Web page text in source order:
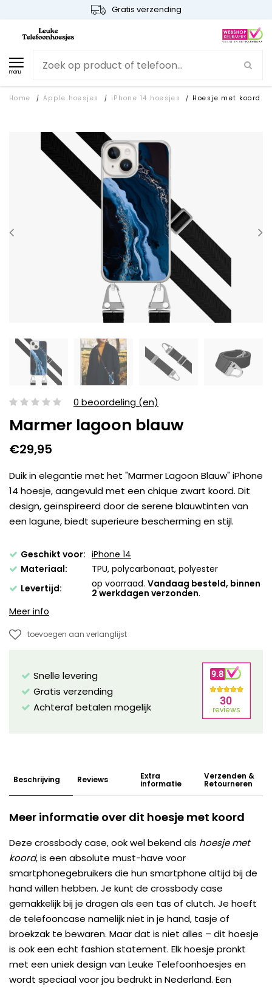
Gratis verzending
menu
Home / Apple hoesjes / iPhone 14 hoesjes / Hoesje met koord
0 beoordeling (en)
Marmer lagoon blauw
€29,95
Duik in elegantie met het "Marmer Lagoon Blauw" iPhone
14 hoesje, aangevuld met een chique zwart koord. Dit
design, geïnspireerd door de serene blauwtinten van
een lagune, biedt superieure bescherming en stijl.
Geschikt voor: iPhone 14
Materiaal:
TPU, polycarbonaat, polyester
Levertijd:
op voorraad. Vandaag besteld, binnen
2 werkdagen verzonden.
Meer info
toevoegen aan verlanglijst
Snelle levering
Gratis verzending
Achteraf betalen mogelijk
Beschrijving Reviews Extra
informatie
Verzenden &
Retourneren
Meer informatie over dit hoesje met koord
Deze crossbody case, ook wel bekend als hoesje met
koord, is een absolute must-have voor
smartphonegebruikers die hun smartphone altijd bij de
hand willen hebben. Je kunt de crossbody case
gemakkelijk bij je dragen als een tas of clutch. Je hoeft
de telefooncase namelijk niet in je hand, tasje of
broekzak te bewaren. Maar dat is niet alles – dit hoesje
is ook een echt fashion statement. Elk hoesje pronkt
met een uniek design van Leuke Telefoonhoesjes en
wordt speciaal voor jou bedrukt in Nederland. Een